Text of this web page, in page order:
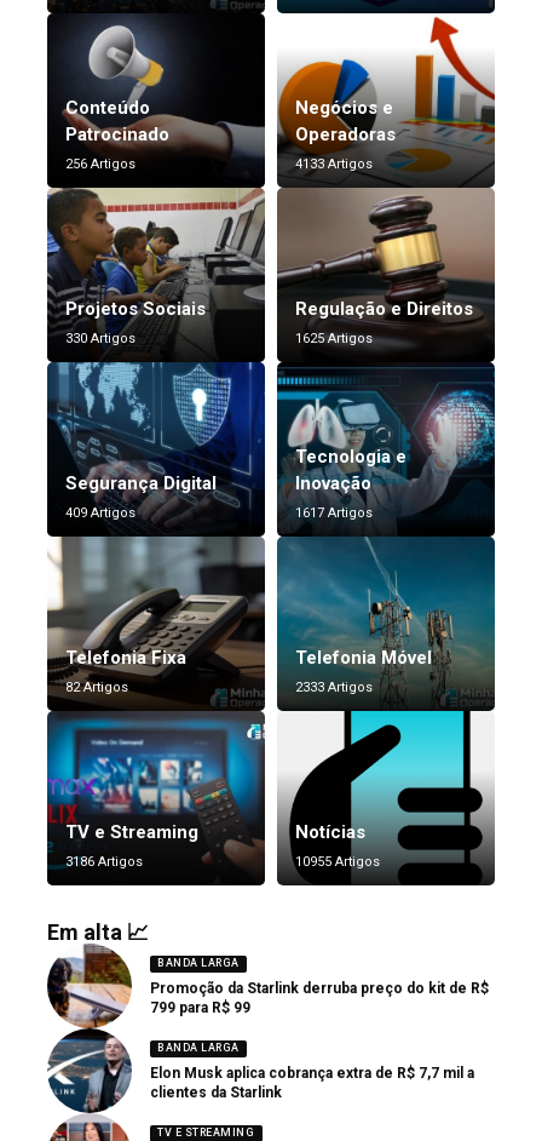
Conteúdo
Patrocinado
256 Artigos
Negócios e
Operadoras
4133 Artigos
Projetos Sociais
330 Artigos
Regulação e Direitos
1625 Artigos
Segurança Digital
409 Artigos
Tecnologia e
Inovação
1617 Artigos
Telefonia Fixa
82 Artigos
Telefonia Móvel
2333 Artigos
TV e Streaming
3186 Artigos
Notícias
10955 Artigos
Em alta 📈
BANDA LARGA
Promoção da Starlink derruba preço do kit de R$
799 para R$ 99
BANDA LARGA
Elon Musk aplica cobrança extra de R$ 7,7 mil a
clientes da Starlink
TV E STREAMING